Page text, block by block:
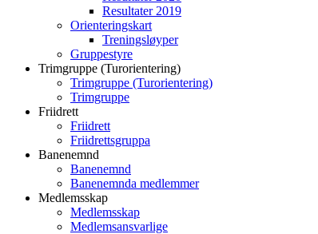
Resultater 2019
Orienteringskart
Treningsløyper
Gruppestyre
Trimgruppe (Turorientering)
Trimgruppe (Turorientering)
Trimgruppe
Friidrett
Friidrett
Friidrettsgruppa
Banenemnd
Banenemnd
Banenemnda medlemmer
Medlemsskap
Medlemsskap
Medlemsansvarlige